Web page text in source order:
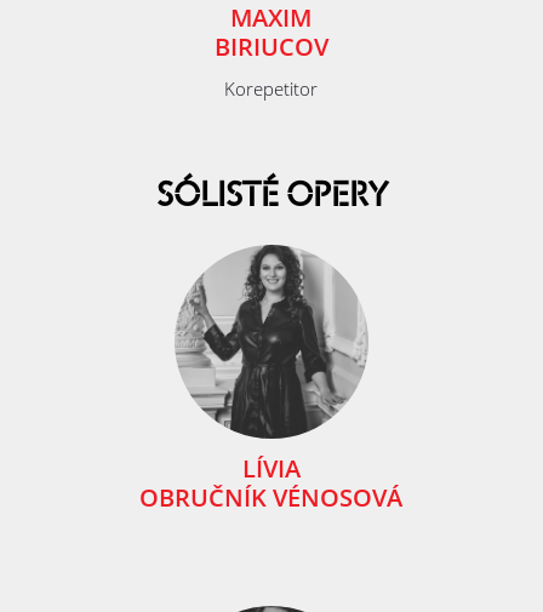
MAXIM
BIRIUCOV
Korepetitor
SÓLISTÉ OPERY
LÍVIA
OBRUČNÍK VÉNOSOVÁ